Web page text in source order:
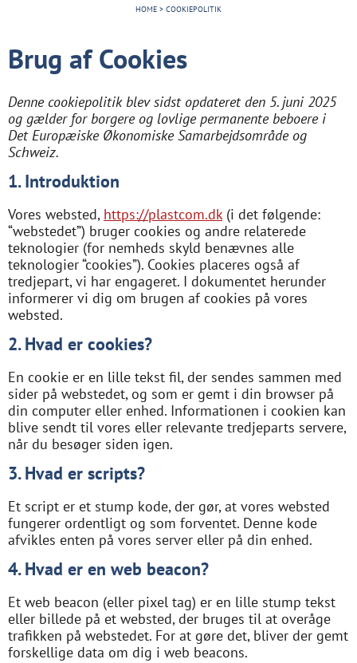
HOME > COOKIEPOLITIK
Brug af Cookies
Denne cookiepolitik blev sidst opdateret den 5. juni 2025
og gælder for borgere og lovlige permanente beboere i
Det Europæiske Økonomiske Samarbejdsområde og
Schweiz.
1. Introduktion
Vores websted, https://plastcom.dk(i det følgende:
“webstedet”) bruger cookies og andre relaterede
teknologier (for nemheds skyld benævnes alle
teknologier “cookies”). Cookies placeres også af
tredjepart, vi har engageret. I dokumentet herunder
informerer vi dig om brugen af ​​cookies på vores
websted.
2. Hvad er cookies?
En cookie er en lille tekst fil, der sendes sammen med
sider på webstedet, og som er gemt i din browser på
din computer eller enhed. Informationen i cookien kan
blive sendt til vores eller relevante tredjeparts servere,
når du besøger siden igen.
3. Hvad er scripts?
Et script er et stump kode, der gør, at vores websted
fungerer ordentligt og som forventet. Denne kode
afvikles enten på vores server eller på din enhed.
4. Hvad er en web beacon?
Et web beacon (eller pixel tag) er en lille stump tekst
eller billede på et websted, der bruges til at overåge
trafikken på webstedet. For at gøre det, bliver der gemt
forskellige data om dig i web beacons.